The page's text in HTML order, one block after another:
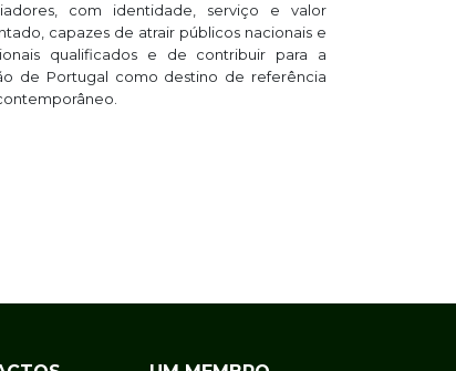
com identidade, serviço e valor
capazes de atrair públicos nacionais e
qualificados e de contribuir para a
de Portugal como destino de referência